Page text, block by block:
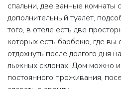
спальни, две ванные комнаты
дополнительный туалет,
того, в отеле есть две
которых есть барбекю, где
отдохнуть после долгого дня
лыжных склонах. Дом можно
постоянного проживания,